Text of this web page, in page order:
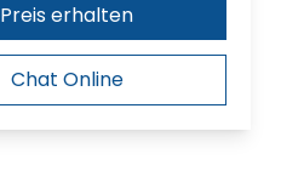
Preis erhalten
Chat Online